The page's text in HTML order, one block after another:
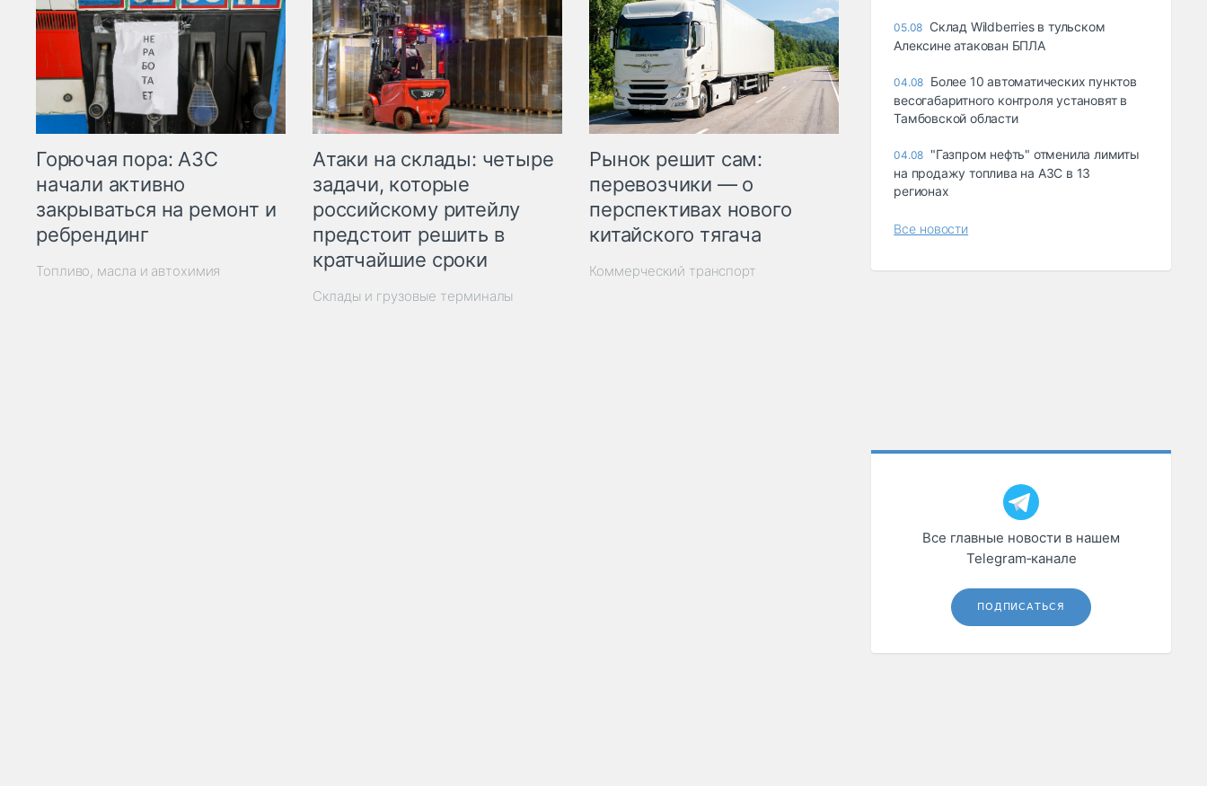
Горючая пора: АЗС
начали активно
закрываться на ремонт и
ребрендинг
Топливо, масла и автохимия
Атаки на склады: четыре
задачи, которые
российскому ритейлу
предстоит решить в
кратчайшие сроки
Склады и грузовые терминалы
Рынок решит сам:
перевозчики — о
перспективах нового
китайского тягача
Коммерческий транспорт
05.08 Склад Wildberries в тульском
Алексине атакован БПЛА
04.08 Более 10 автоматических пунктов
весогабаритного контроля установят в
Тамбовской области
04.08 "Газпром нефть" отменила лимиты
на продажу топлива на АЗС в 13
регионах
Все новости
Все главные новости в нашем
Telegram‑канале
ПОДПИСАТЬСЯ